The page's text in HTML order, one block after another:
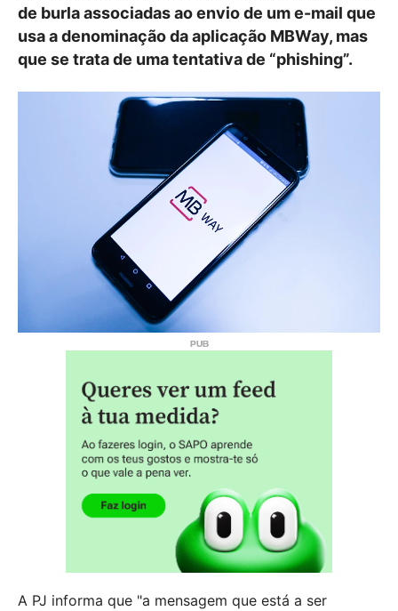
de burla associadas ao envio de um e-mail que
usa a denominação da aplicação MBWay, mas
que se trata de uma tentativa de “phishing”.
A PJ informa que "a mensagem que está a ser